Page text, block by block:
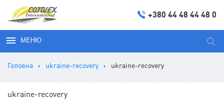
+380 44 48 44 48 0
МЕНЮ
Головна ukraine-recovery ukraine-recovery
ukraine-recovery